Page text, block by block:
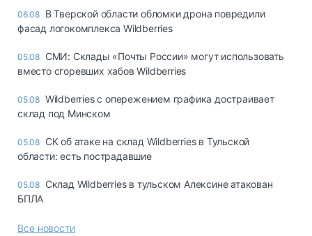
06.08 В Тверской области обломки дрона повредили
фасад логокомплекса Wildberries
05.08 СМИ: Склады «Почты России» могут использовать
вместо сгоревших хабов Wildberries
05.08 Wildberries с опережением графика достраивает
склад под Минском
05.08 СК об атаке на склад Wildberries в Тульской
области: есть пострадавшие
05.08 Склад Wildberries в тульском Алексине атакован
БПЛА
Все новости